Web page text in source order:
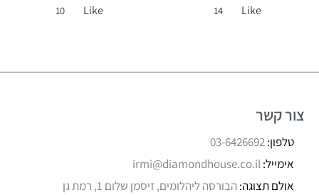
Like
14
Like
10
צור קשר
טלפון:03-6426692
אימייל:irmi@diamondhouse.co.il
אולם תצוגה: הבורסה ליהלומים, זיסמן שלום 1, רמת גן